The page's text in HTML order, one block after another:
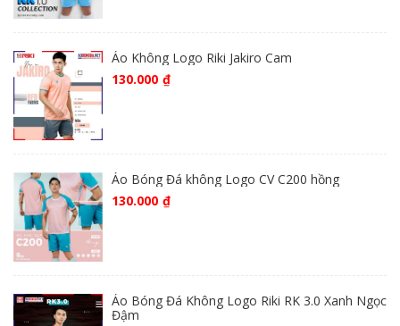
Áo Không Logo Riki Jakiro Cam
130.000 ₫
Áo Bóng Đá không Logo CV C200 hồng
130.000 ₫
Áo Bóng Đá Không Logo Riki RK 3.0 Xanh Ngọc
Đậm